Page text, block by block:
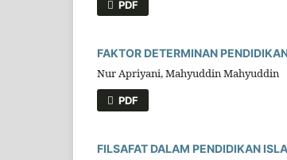
PDF
FAKTOR DETERMINAN
Nur Apriyani, Mahyuddin Mahyuddin
PDF
FILSAFAT DALAM PENDIDIKAN